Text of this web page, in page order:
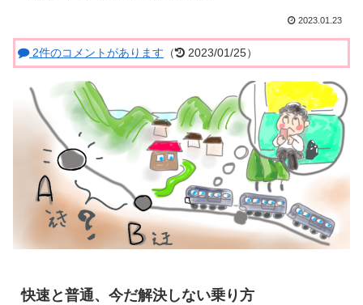
2023.01.23
2件のコメントがあります （ 2023/01/25）
快速と普通、今だ解決しない乗り方